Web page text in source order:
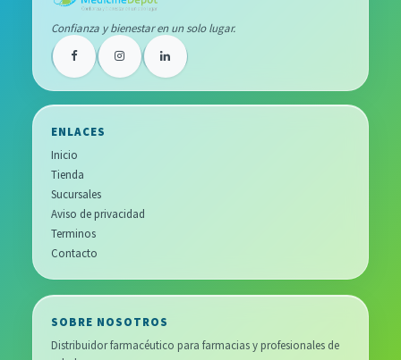
Confianza y bienestar en un solo lugar.
ENLACES
Inicio
Tienda
Sucursales
Aviso de privacidad
Terminos
Contacto
SOBRE NOSOTROS
Distribuidor farmacéutico para farmacias y profesionales de